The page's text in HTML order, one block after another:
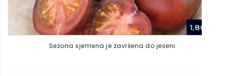
1,80
Sezona sjemena je završena do jeseni.